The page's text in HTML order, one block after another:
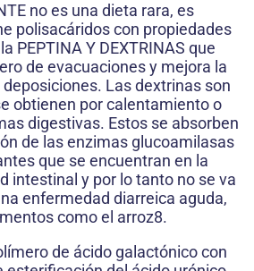
no es una dieta rara, es
polisacáridos con propiedades
PEPTINA Y DEXTRINAS que
de evacuaciones y mejora la
Las dextrinas son
obtienen por calentamiento o
digestivas. Estos se absorben
de las enzimas glucoamilasas
que se encuentran en la
intestinal y por lo tanto no se va
enfermedad diarreica aguda,
como el arroz8.
de ácido galactónico con